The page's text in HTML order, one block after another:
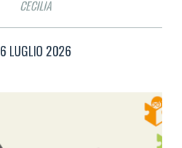
CECILIA
6 LUGLIO 2026